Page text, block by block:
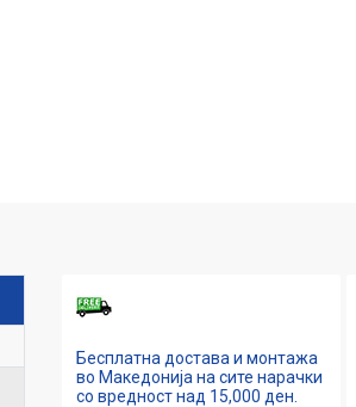
Бесплатна достава и монтажа
во Македонија на сите нарачки
со вредност над 15,000 ден.